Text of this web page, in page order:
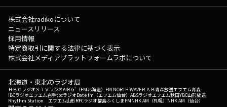
株式会社radikoについて
ニュースリリース
採用情報
特定商取引に関する法律に基づく表示
株式会社メディアプラットフォームラボについて
北海道・東北のラジオ局
ＨＢＣラジオＳＴＶラジオAIR-G'（FM北海道） FM NORTH WAVEＲＡＢ青森放送エフエム青森
IBCラジオエフエム岩手tbcラジオDate fm（エフエム仙台） ABSラジオエフエム秋田YBC山形放送
Rhythm Station エフエム山形RFCラジオ福島ふくしまFMNHK AM（札幌） NHK AM（仙台）